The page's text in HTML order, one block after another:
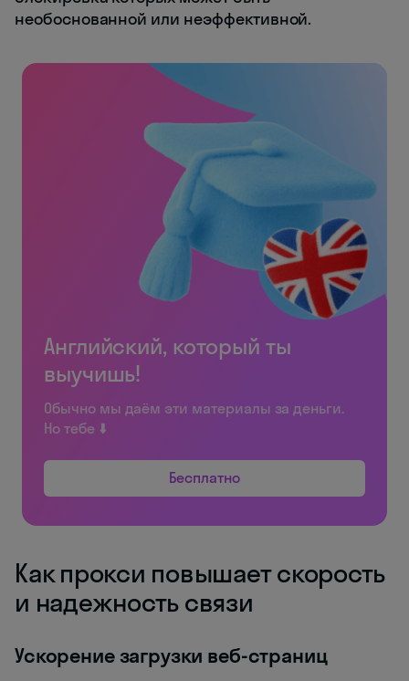
необоснованной или неэффективной.
Английский, который ты
выучишь!
Обычно мы даём эти материалы за деньги.
Но тебе ⬇️
Бесплатно
Как прокси повышает скорость
и надежность связи
Ускорение загрузки веб-страниц